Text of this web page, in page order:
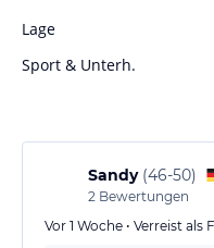
Lage
Sport & Unterh.
Sandy (46-50)
2 Bewertungen
Vor 1 Woche • Verreist